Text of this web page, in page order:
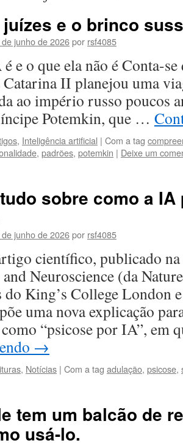
e o brinco
junho de 2026por rsf4085
e o que ela não é Conta-
II planejou uma
ao império russo poucos
Potemkin, que …
, Inteligência artificial | Com a tag
, padrões, potemkin | Deixe um
sobre como a
junho de 2026por rsf4085
científico, publicado
Neuroscience (da
do King’s College London
uma nova explicação
“psicose por IA”, em
→
, Notícias | Com a tag adulação, psicose,
tem um balcão de
usá-lo.